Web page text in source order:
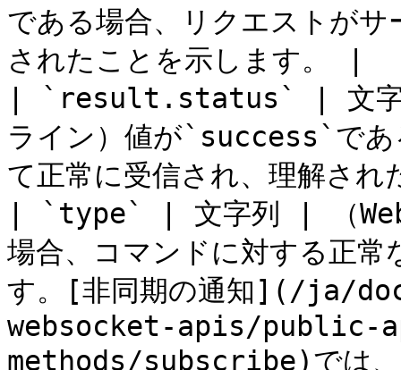
である場合、リクエストが
されたことを示します。 |
| `result.status` | 文字列
ライン）値が`success`であ
て正常に受信され、理解さ
| `type` | 文字列 | （
場合、コマンドに対する正
す。[非同期の通知](/ja/
websocket-apis/public-
methods/subscribe)では